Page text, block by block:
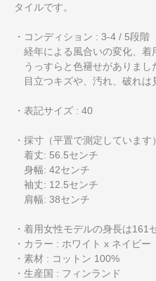
タイルです。
・コンディション : 3-4 / 5段階
経年による風合いの変化、着
うっすらと色褪せがありまし
目立つキズや、汚れ、破れは
・表記サイズ : 40
・採寸（平置で測定しています）
着丈: 56.5センチ
身幅: 42センチ
袖丈: 12.5センチ
肩幅: 38センチ
・着用女性モデルの身長は161
・カラー : ホワイト x ネイビー
・素材 : コットン 100%
・生産国 : フィンランド